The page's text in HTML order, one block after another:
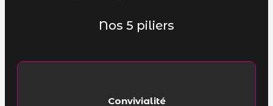
Nos 5 piliers
Convivialité